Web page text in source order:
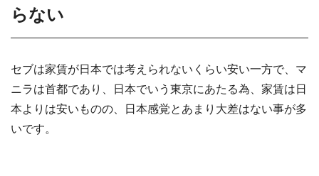
らない
セブは家賃が日本では考えられないくらい安い一方で、マ
ニラは首都であり、日本でいう東京にあたる為、家賃は日
本よりは安いものの、日本感覚とあまり大差はない事が多
いです。